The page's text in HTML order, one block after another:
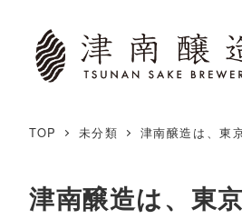
TOP 未分類 津南醸造は、東
津南醸造は、東